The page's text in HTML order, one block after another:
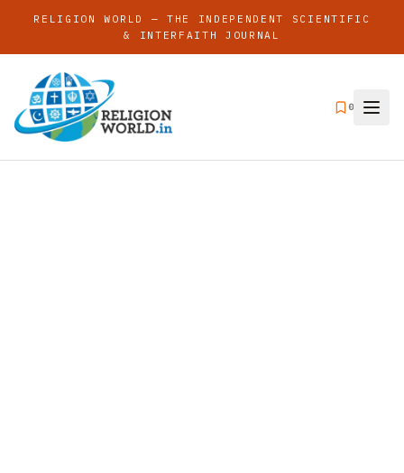
RELIGION WORLD — THE INDEPENDENT SCIENTIFIC
& INTERFAITH JOURNAL
0